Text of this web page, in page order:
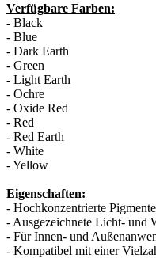
Verfügbare Farben:
- Black
- Blue
- Dark Earth
- Green
- Light Earth
- Ochre
- Oxide Red
- Red
- Red Earth
- White
- Yellow
Eigenschaften:
- Hochkonzentrierte
- Ausgezeichnete Licht- und
- Für Innen- und
- Kompatibel mit einer